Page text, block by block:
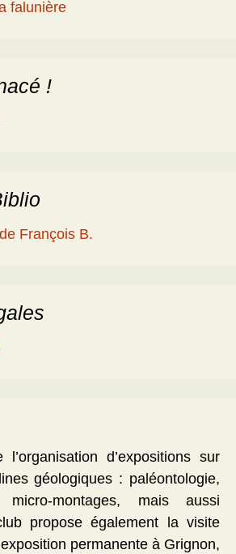
falunière
!
François B.
d’expositions sur
géologiques : paléontologie,
montages, mais aussi
propose également la visite
permanente à Grignon,